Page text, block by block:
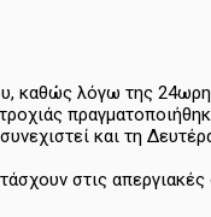
καθώς λόγω της
και τη
στις απεργιακές